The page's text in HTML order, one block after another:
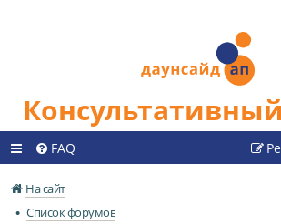
FAQ
На сайт
Список форумов